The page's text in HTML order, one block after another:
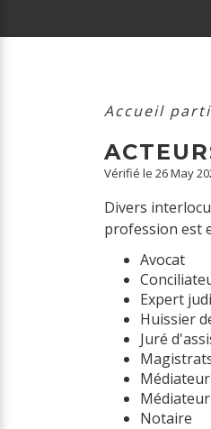
Accueil
Vérifié le 26 May
Divers
profession est
Avocat
Expert
Huissier
Juré
Notaire